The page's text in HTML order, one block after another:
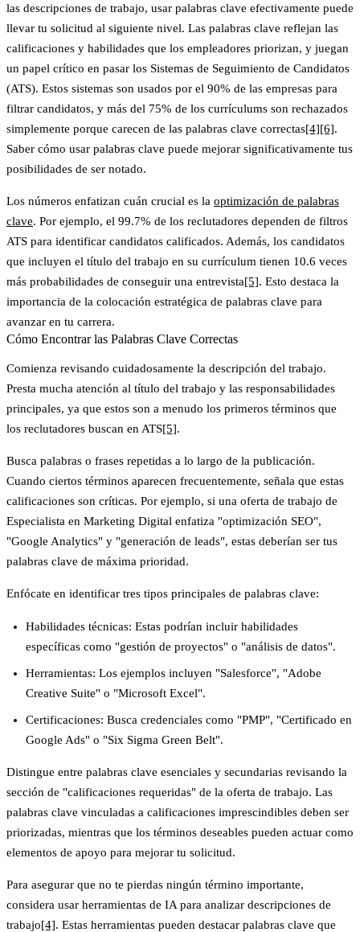
las descripciones de trabajo, usar palabras clave efectivamente puede
llevar tu solicitud al siguiente nivel. Las palabras clave reflejan las
calificaciones y habilidades que los empleadores priorizan, y juegan
un papel crítico en pasar los Sistemas de Seguimiento de Candidatos
(ATS). Estos sistemas son usados por el 90% de las empresas para
filtrar candidatos, y más del 75% de los currículums son rechazados
simplemente porque carecen de las palabras clave correctas[4][6].
Saber cómo usar palabras clave puede mejorar significativamente tus
posibilidades de ser notado.
Los números enfatizan cuán crucial es la optimización de palabras
clave. Por ejemplo, el 99.7% de los reclutadores dependen de filtros
ATS para identificar candidatos calificados. Además, los candidatos
que incluyen el título del trabajo en su currículum tienen 10.6 veces
más probabilidades de conseguir una entrevista[5]. Esto destaca la
importancia de la colocación estratégica de palabras clave para
avanzar en tu carrera.
Cómo Encontrar las Palabras Clave Correctas
Comienza revisando cuidadosamente la descripción del trabajo.
Presta mucha atención al título del trabajo y las responsabilidades
principales, ya que estos son a menudo los primeros términos que
los reclutadores buscan en ATS[5].
Busca palabras o frases repetidas a lo largo de la publicación.
Cuando ciertos términos aparecen frecuentemente, señala que estas
calificaciones son críticas. Por ejemplo, si una oferta de trabajo de
Especialista en Marketing Digital enfatiza "optimización SEO",
"Google Analytics" y "generación de leads", estas deberían ser tus
palabras clave de máxima prioridad.
Enfócate en identificar tres tipos principales de palabras clave:
Habilidades técnicas: Estas podrían incluir habilidades
específicas como "gestión de proyectos" o "análisis de datos".
Herramientas: Los ejemplos incluyen "Salesforce", "Adobe
Creative Suite" o "Microsoft Excel".
Certificaciones: Busca credenciales como "PMP", "Certificado en
Google Ads" o "Six Sigma Green Belt".
Distingue entre palabras clave esenciales y secundarias revisando la
sección de "calificaciones requeridas" de la oferta de trabajo. Las
palabras clave vinculadas a calificaciones imprescindibles deben ser
priorizadas, mientras que los términos deseables pueden actuar como
elementos de apoyo para mejorar tu solicitud.
Para asegurar que no te pierdas ningún término importante,
considera usar herramientas de IA para analizar descripciones de
trabajo[4]. Estas herramientas pueden destacar palabras clave que